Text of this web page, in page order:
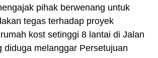
pihak berwenang untuk
tegas terhadap proyek
kost setinggi 8 lantai di Jalan
diduga melanggar Persetujuan